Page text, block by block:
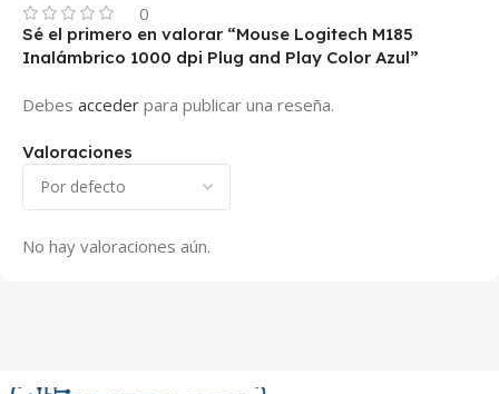
0
Valoraciones
No hay valoraciones aún.
Sé el primero en valorar “Mouse Logitech M185
Inalámbrico 1000 dpi Plug and Play Color Azul”
Debes acceder para publicar una reseña.